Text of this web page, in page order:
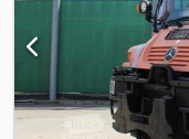
238 cm Réservoir de
Poids total : 5 800 kg,
Grue : HMF 353 K2
1 475 kg - 3,27 m : 840
hydraulique Prise de
et chasse-neige 1